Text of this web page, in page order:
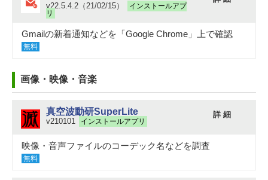
v22.5.4.2（21/02/15）
インストールアプ
リ
Gmailの新着通知などを「Google Chrome」上で確認
無料
画像・映像・音楽
真空波動研SuperLite
v210101 インストールアプリ
詳 細
映像・音声ファイルのコーデック名などを調査
無料